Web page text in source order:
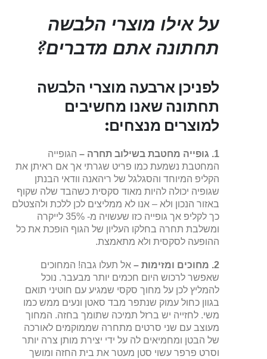
על אילו מוצרי הלבשה
תחתונה אתם מדברים?
לפניכן ארבעה מוצרי הלבשה
תחתונה שאנו מחשיבים
למוצרים מנצחים:
1. גופייה מחטבת בשילוב תחרה –
הגופייה
המחטבת נשמעת כמו פריט שגרתי אך אם ראיתן את
הקליפ המיוחד והסגלגל של ריהאנה וודאי הבנתן
שגופיה יכולה להיות מאוד סקסית כשהבד שלה שקוף
באזור הנכון ולא – אנו לא ממליצים לכן ללכת ולהצטלם
כך לקליפ אך גופייה כזו שעשויה מ- 35% לייקרה
ומשלבת תחרה בחלקו העליון של הגוף הופכת את כל
ההופעה לסקסית ולא מתאמצת.
2. מחוכים ומזימות – אל תעלו גבה! המחוכים
שאפשר לרכוש היום חכמים יותר מבעבר. נוכל
להמליץ לכן על מחוך סקסי שמגיע עם חוטיני תואם
בגוון כחול עמוק שנתפר מבד סאטן ונעים ממש כמו
משי. לחזייה יש ברזל תמיכה שתומך בחזה. המחוך
מעוצב עם שני סרטים מתחרה שממוקמים לאורכה
של הבטן ומחמיאים לה על ידי יצירת מותן צרה יותר
וסרט פרפר עשוי סטן מעטר את בית החזה ומושך